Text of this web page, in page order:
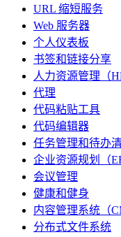
URL 缩短服务
Web 服务器
个人仪表板
书签和链接分享
人力资源管理（
代理
代码粘贴工具
代码编辑器
任务管理和待办
企业资源规划（
会议管理
健康和健身
内容管理系统（
分布式文件系统